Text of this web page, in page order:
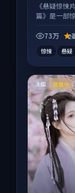
《悬疑惊悚
篇》是一部
观看，细节
73万
惊悚 悬疑
法国 连载中